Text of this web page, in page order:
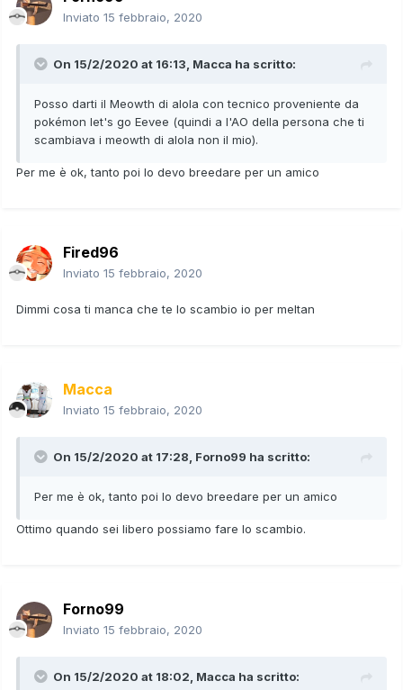
Meowth Alola con Foltopelo e uno con HA (Tecnico)
Edit: per Rowlet e Drillbur ho già risolto.
Inviato 15 febbraio, 2020
On 15/2/2020 at 16:13, Macca ha scritto:
Posso darti il Meowth di alola con tecnico proveniente da
pokémon let's go Eevee (quindi a l'AO della persona che ti
scambiava i meowth di alola non il mio).
Per me è ok, tanto poi lo devo breedare per un amico
Fired96
Inviato 15 febbraio, 2020
Dimmi cosa ti manca che te lo scambio io per meltan
Macca
Inviato 15 febbraio, 2020
On 15/2/2020 at 17:28, Forno99 ha scritto:
Per me è ok, tanto poi lo devo breedare per un amico
Ottimo quando sei libero possiamo fare lo scambio.
Forno99
Inviato 15 febbraio, 2020
On 15/2/2020 at 18:02, Macca ha scritto: